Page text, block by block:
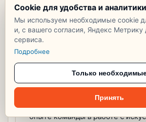
Lork
151 показ
Как мы создаем
исследуем новые
возможности
искусственного
интеллекта
опыте команды в работе с
Cookie для удобства и аналитики
Мы используем необходимые cookie
и, с вашего согласия, Яндекс Метрику
сервиса.
Подробнее
Только
Принять